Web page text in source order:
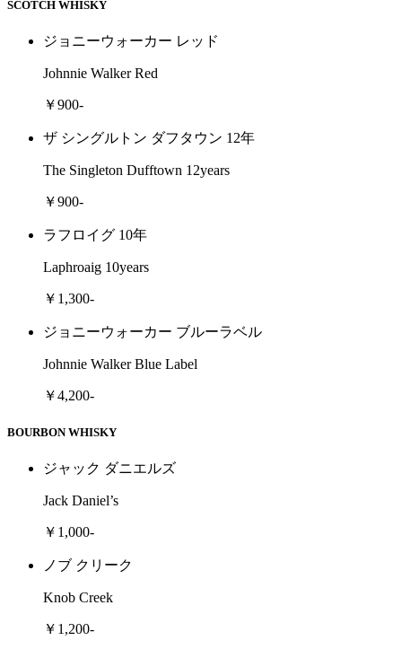
SCOTCH WHISKY
ジョニーウォーカー レッド
Johnnie Walker Red
￥900-
ザ シングルトン ダフタウン 12年
The Singleton Dufftown 12years
￥900-
ラフロイグ 10年
Laphroaig 10years
￥1,300-
ジョニーウォーカー ブルーラベル
Johnnie Walker Blue Label
￥4,200-
BOURBON WHISKY
ジャック ダニエルズ
Jack Daniel’s
￥1,000-
ノブ クリーク
Knob Creek
￥1,200-